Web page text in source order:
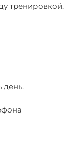
тренировкой.
день.